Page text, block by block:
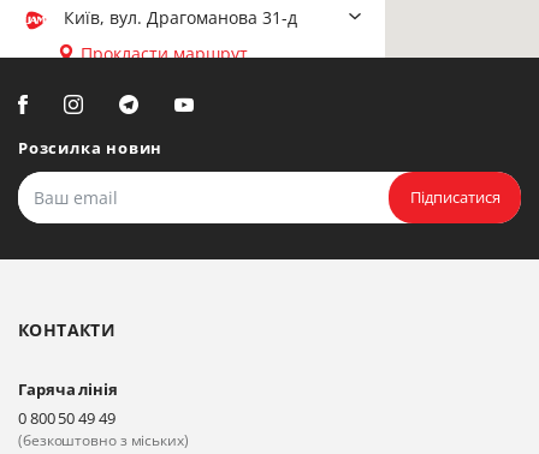
Київ, вул. Драгоманова 31-д
Прокласти маршрут
Біла Церква, вул. Ярослава
Мудрого, 20, офіс 108
Прокласти маршрут
Київ, вул. Драгоманова 31-д
Прокласти маршрут
Розсилка новин
Підписатися
КОНТАКТИ
Гаряча лінія
0 800 50 49 49
(безкоштовно з міських)